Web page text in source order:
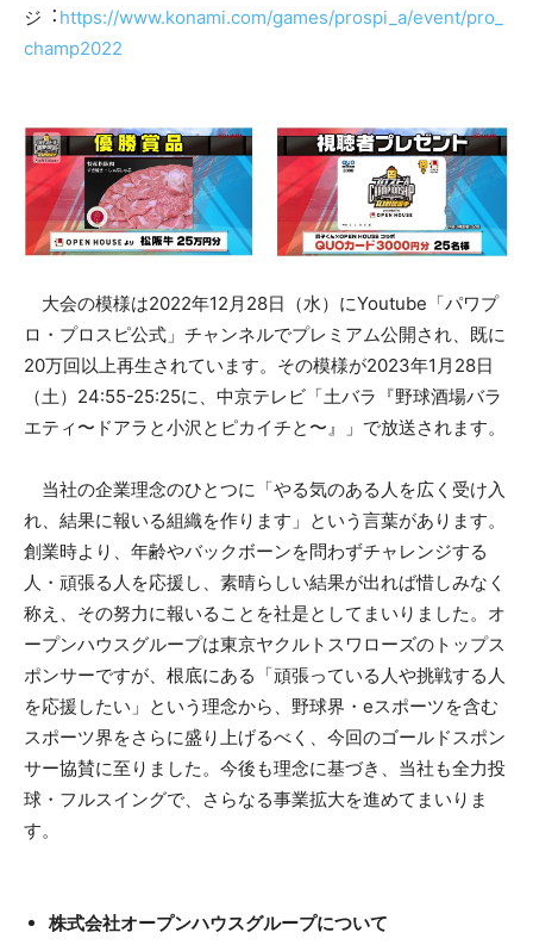
ジ︓ https://www.konami.com/games/prospi_a/event/pro_
champ2022
⼤会の模様は2022年12⽉28⽇（⽔）にYoutube「パワプ
ロ・プロスピ公式」チャンネルでプレミアム公開され、既に
20万回以上再⽣されています。その模様が2023年1⽉28⽇
（⼟）24:55-25:25に、中京テレビ「⼟バラ『野球酒場バラ
エティ〜ドアラと⼩沢とピカイチと〜』」で放送されます。
当社の企業理念のひとつに「やる気のある⼈を広く受け⼊
れ、結果に報いる組織を作ります」という⾔葉があります。
創業時より、年齢やバックボーンを問わずチャレンジする
⼈・頑張る⼈を応援し、素晴らしい結果が出れば惜しみなく
称え、その努⼒に報いることを社是としてまいりました。オ
ープンハウスグループは東京ヤクルトスワローズのトップス
ポンサーですが、根底にある「頑張っている⼈や挑戦する⼈
を応援したい」という理念から、野球界・eスポーツを含む
スポーツ界をさらに盛り上げるべく、今回のゴールドスポン
サー協賛に⾄りました。今後も理念に基づき、当社も全⼒投
球・フルスイングで、さらなる事業拡⼤を進めてまいりま
す。
株式会社オープンハウスグループについて